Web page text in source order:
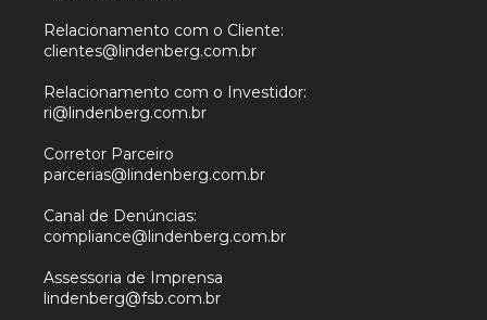
Relacionamento com o Cliente:
clientes@lindenberg.com.br
Relacionamento com o Investidor:
ri@lindenberg.com.br
Corretor Parceiro
parcerias@lindenberg.com.br
Canal de Denúncias:
compliance@lindenberg.com.br
Assessoria de Imprensa
lindenberg@fsb.com.br